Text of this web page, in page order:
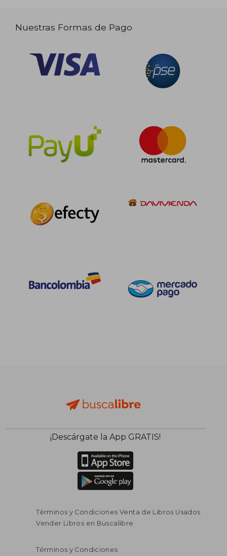
Nuestras Formas de Pago
¡Descárgate la App GRATIS!
Términos y Condiciones Venta de Libros Usados
Vender Libros en Buscalibre
Términos y Condiciones